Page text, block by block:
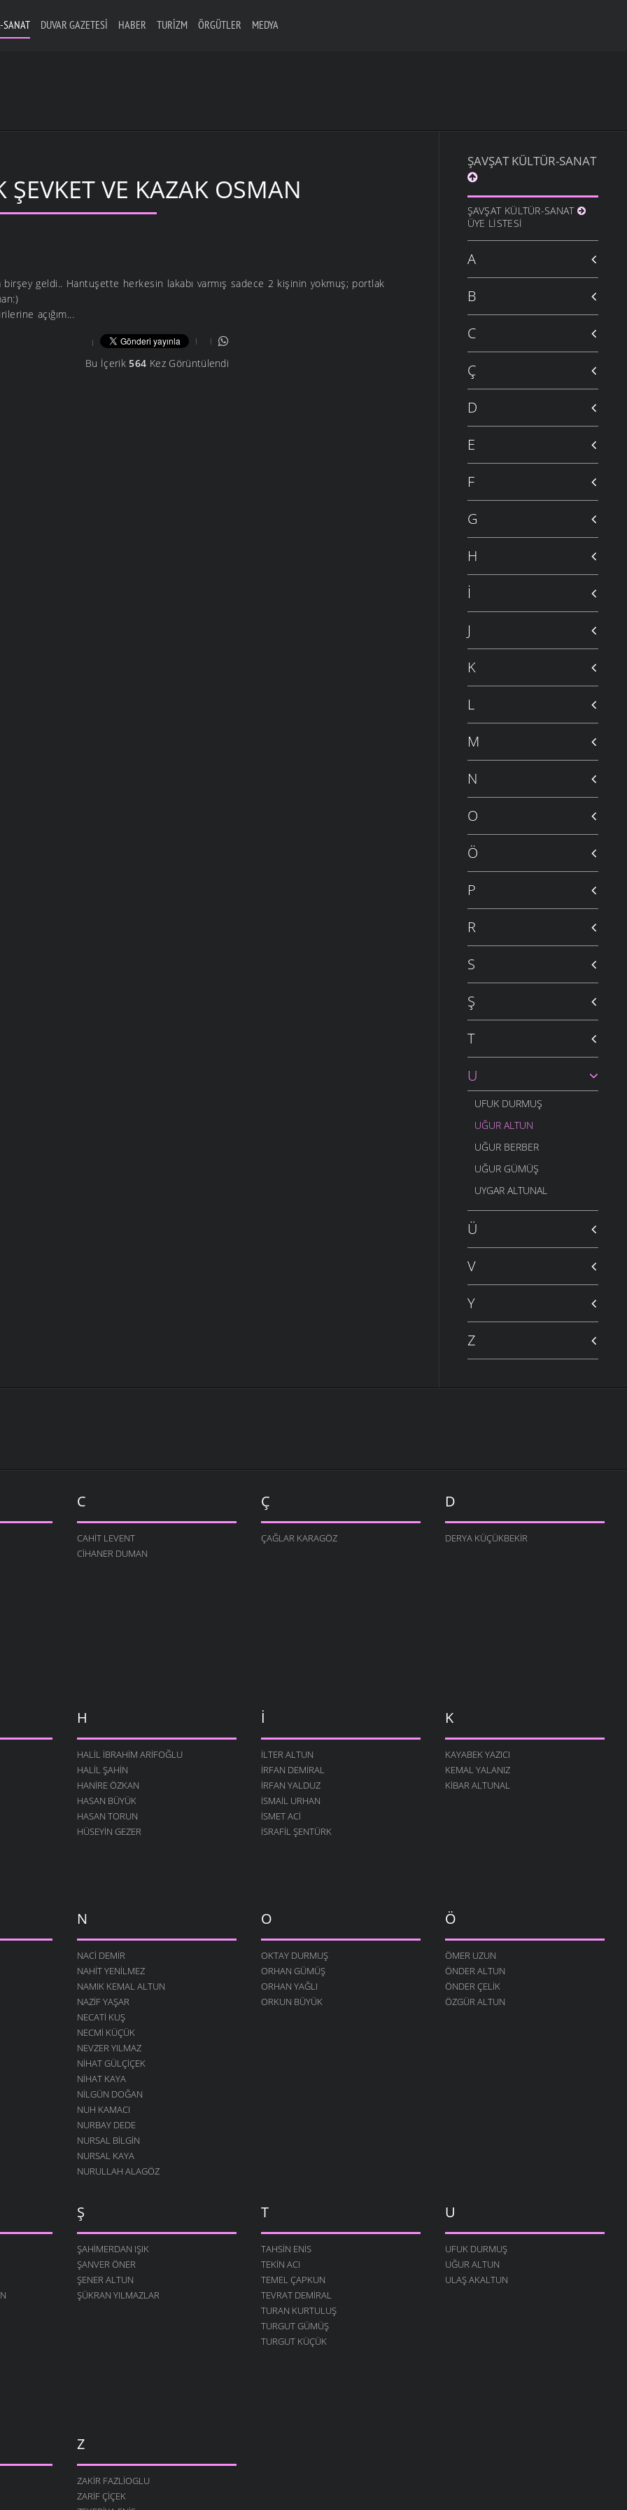
SANAT DUVAR GAZETESI HABER TURIZM ÖRGÜTLER MEDYA
ŞEVKET VE KAZAK OSMAN
birşey geldi.. Hantuşette herkesin lakabı varmış sadece 2 kişinin yokmuş; portlak
açığım...
Bu İçerik564 Kez Görüntülendi
ŞAVŞAT KÜLTÜR-SANAT
ŞAVŞAT KÜLTÜR-SANAT
ÜYE LISTESI
A
B
C
Ç
D
E
F
G
H
İ
J
K
L
M
N
O
Ö
P
R
S
Ş
T
U
UFUK DURMUŞ
UĞUR ALTUN
UĞUR BERBER
UĞUR GÜMÜŞ
UYGAR ALTUNAL
Ü
V
Y
Z
C
CAHIT LEVENT
CIHANER DUMAN
Ç
ÇAĞLAR KARAGÖZ
D
DERYA KÜÇÜKBEKIR
H
HALIL İBRAHIM ARIFOĞLU
HALIL ŞAHIN
HANIRE ÖZKAN
HASAN BÜYÜK
HASAN TORUN
HÜSEYIN GEZER
İ
ILTER ALTUN
İRFAN DEMIRAL
İRFAN YALDUZ
İSMAIL URHAN
İSMET ACI
İSRAFIL ŞENTÜRK
K
KAYABEK YAZICI
KEMAL YALANIZ
KIBAR ALTUNAL
N
NACI DEMIR
NAHIT YENILMEZ
NAMIK KEMAL ALTUN
NAZIF YAŞAR
NECATI KUŞ
NECMI KÜÇÜK
NEVZER YILMAZ
NIHAT GÜLÇIÇEK
NIHAT KAYA
NILGÜN DOĞAN
NUH KAMACI
NURBAY DEDE
NURSAL BILGIN
NURSAL KAYA
NURULLAH ALAGÖZ
O
OKTAY DURMUŞ
ORHAN GÜMÜŞ
ORHAN YAĞLI
ORKUN BÜYÜK
Ö
ÖMER UZUN
ÖNDER ALTUN
ÖNDER ÇELIK
ÖZGÜR ALTUN
Ş
ŞAHIMERDAN IŞIK
ŞANVER ÖNER
ŞENER ALTUN
ŞÜKRAN YILMAZLAR
T
TAHSIN ENIS
TEKIN ACI
TEMEL ÇAPKUN
TEVRAT DEMIRAL
TURAN KURTULUŞ
TURGUT GÜMÜŞ
TURGUT KÜÇÜK
U
UFUK DURMUŞ
UĞUR ALTUN
ULAŞ AKALTUN
Z
ZAKIR FAZLIOGLU
ZARIF ÇIÇEK